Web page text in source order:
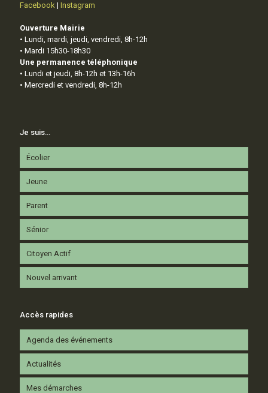
Facebook | Instagram
Ouverture Mairie
• Lundi, mardi, jeudi, vendredi, 8h-12h
• Mardi 15h30-18h30
Une permanence téléphonique
• Lundi et jeudi, 8h-12h et 13h-16h
• Mercredi et vendredi, 8h-12h
Je suis…
Écolier
Jeune
Parent
Sénior
Citoyen Actif
Nouvel arrivant
Accès rapides
Agenda des événements
Actualités
Mes démarches